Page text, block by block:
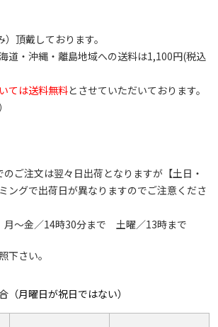
頂戴しております。
道・沖縄・離島地域への送料は1,100円(税込
ては送料無料とさせていただいております。
ご注文は翌々日出荷となりますが【土日・
ングで出荷日が異なりますのでご注意くださ
～金／14時30分まで 土曜／13時まで
下さい。
月曜日が祝日ではない）